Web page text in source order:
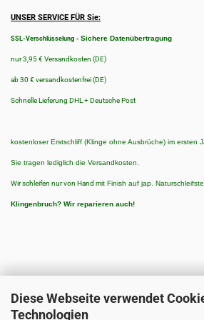
Diese Webseite verwendet
Technologien
UNSER SERVICE FÜR Sie:
SSL-Verschlüsselung - Sichere Datenübertragung
nur 3,95 € Versandkosten (DE)
ab 30 € versandkostenfrei (DE)
Schnelle Lieferung DHL + Deutsche Post
kostenloser Erstschliff (Klinge ohne Ausbrüche) im ersten
Sie tragen lediglich die Versandkosten.
Wir schleifen nur von Hand mit Finish auf jap.
Klingenbruch? Wir reparieren auch!
ZAHLUNGSARTEN